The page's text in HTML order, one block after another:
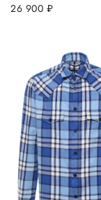
26 900 руб.